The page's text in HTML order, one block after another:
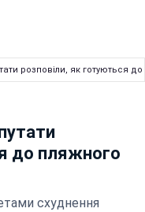
розповіли, як готуються
до пляжного
схуднення